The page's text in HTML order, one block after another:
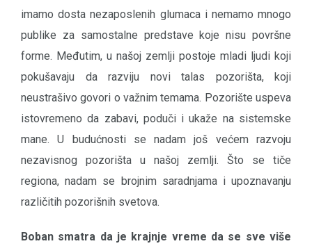
imamo dosta nezaposlenih glumaca i nemamo mnogo
publike za samostalne predstave koje nisu površne
forme. Međutim, u našoj zemlji postoje mladi ljudi koji
pokušavaju da razviju novi talas pozorišta, koji
neustrašivo govori o važnim temama. Pozorište uspeva
istovremeno da zabavi, poduči i ukaže na sistemske
mane. U budućnosti se nadam još većem razvoju
nezavisnog pozorišta u našoj zemlji. Što se tiče
regiona, nadam se brojnim saradnjama i upoznavanju
različitih pozorišnih svetova.
Boban smatra da je krajnje vreme da se sve više